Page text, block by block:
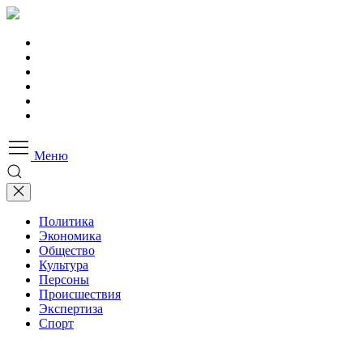
Меню
Политика
Экономика
Общество
Культура
Персоны
Происшествия
Экспертиза
Спорт